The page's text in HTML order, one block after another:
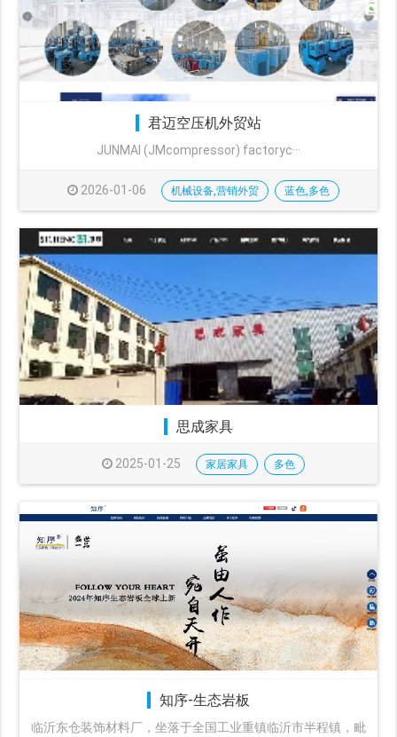
君迈空压机外贸站
JUNMAI (JMcompressor) factoryc···
2026-01-06 机械设备,营销外贸 蓝色,多色
思成家具
2025-01-25 家居家具 多色
知序-生态岩板
临沂东仓装饰材料厂，坐落于全国工业重镇临沂市半程镇，毗